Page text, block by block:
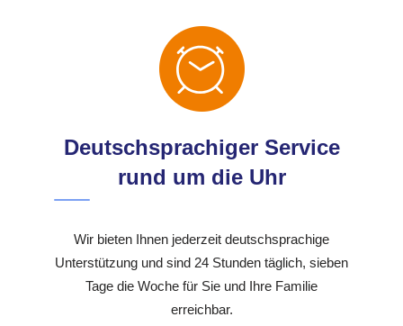
Deutschsprachiger Service
rund um die Uhr
Wir bieten Ihnen jederzeit deutschsprachige
Unterstützung und sind 24 Stunden täglich, sieben
Tage die Woche für Sie und Ihre Familie
erreichbar.